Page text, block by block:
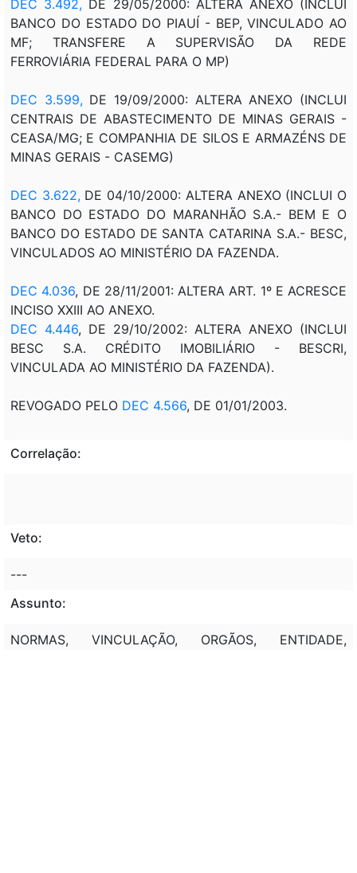
DEC 3.492, DE 29/05/2000: ALTERA ANEXO (INCLUI
BANCO DO ESTADO DO PIAUÍ - BEP, VINCULADO AO
MF; TRANSFERE A SUPERVISÃO DA REDE
FERROVIÁRIA FEDERAL PARA O MP)
DEC 3.599,DE 19/09/2000: ALTERA ANEXO (INCLUI
CENTRAIS DE ABASTECIMENTO DE MINAS GERAIS -
CEASA/MG; E COMPANHIA DE SILOS E ARMAZÉNS DE
MINAS GERAIS - CASEMG)
DEC 3.622,DE 04/10/2000: ALTERA ANEXO (INCLUI O
BANCO DO ESTADO DO MARANHÃO S.A.- BEM E O
BANCO DO ESTADO DE SANTA CATARINA S.A.- BESC,
VINCULADOS AO MINISTÉRIO DA FAZENDA.
DEC 4.036, DE 28/11/2001: ALTERA ART. 1º E ACRESCE
INCISO XXIII AO ANEXO.
DEC 4.446, DE 29/10/2002: ALTERA ANEXO (INCLUI
BESC S.A. CRÉDITO IMOBILIÁRIO - BESCRI,
VINCULADA AO MINISTÉRIO DA FAZENDA).
REVOGADO PELO DEC 4.566, DE 01/01/2003.
Correlação:
Veto:
---
Assunto:
NORMAS, VINCULAÇÃO, ORGÃOS, ENTIDADE,